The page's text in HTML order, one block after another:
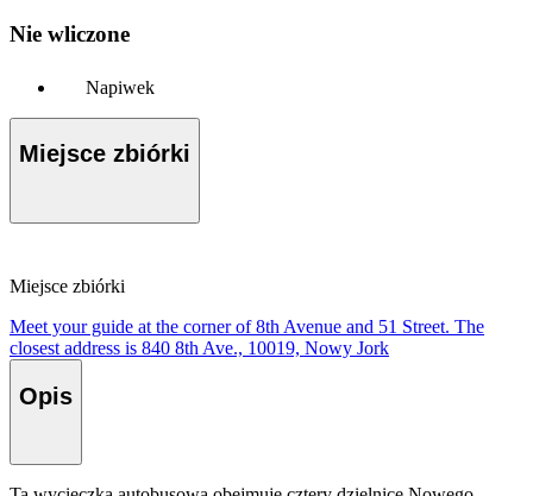
Nie wliczone
Napiwek
Miejsce zbiórki
Miejsce zbiórki
Meet your guide at the corner of 8th Avenue and 51 Street. The
closest address is 840 8th Ave., 10019, Nowy Jork
Opis